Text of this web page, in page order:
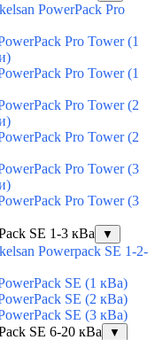
PowerPack Pro
Pro Tower (1
Pro Tower (1
Pro Tower (2
Pro Tower (2
Pro Tower (3
Pro Tower (3
SE 1-3 кВа
▼
Powerpack SE 1-2-
SE (1 кВа)
SE (2 кВа)
SE (3 кВа)
SE 6-20 кВа
▼